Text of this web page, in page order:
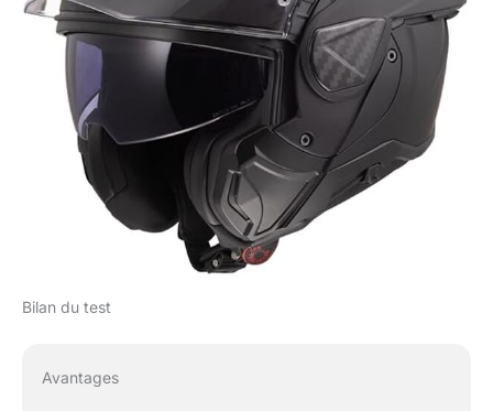
Bilan du test
Avantages